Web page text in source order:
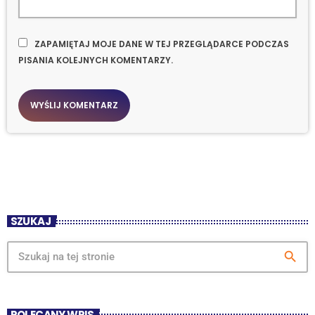
ZAPAMIĘTAJ MOJE DANE W TEJ PRZEGLĄDARCE PODCZAS
PISANIA KOLEJNYCH KOMENTARZY.
SZUKAJ
search